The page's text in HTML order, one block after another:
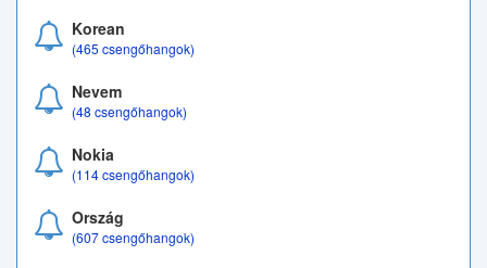
Korean
(465 csengőhangok)
Nevem
(48 csengőhangok)
Nokia
(114 csengőhangok)
Ország
(607 csengőhangok)